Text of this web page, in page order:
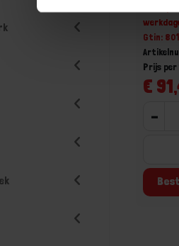
Gtin:
€
Prijs per
-